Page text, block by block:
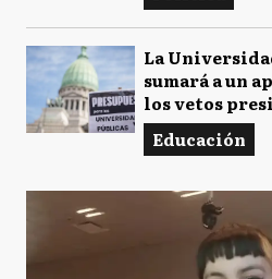
La
sumará a un
los vetos
Educación